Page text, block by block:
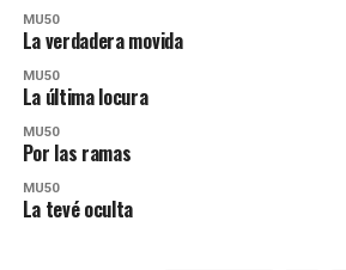
MU50
La verdadera movida
MU50
La última locura
MU50
Por las ramas
MU50
La tevé oculta